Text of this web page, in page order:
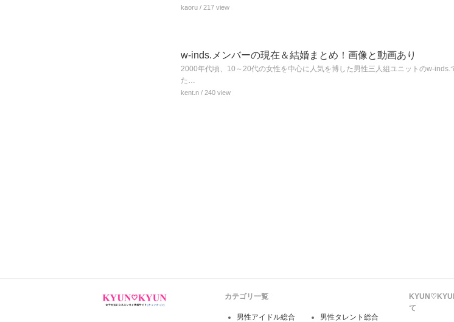
kaoru / 217 view
w-inds.メンバーの現在＆結婚まとめ！画像と動画あり
2000年代頃、10～20代の女性を中心に人気を博した男性三人組ユニットのw-inds.
た…
kent.n / 240 view
カテゴリ一覧
男性アイドル総合 男性タレント総合
て